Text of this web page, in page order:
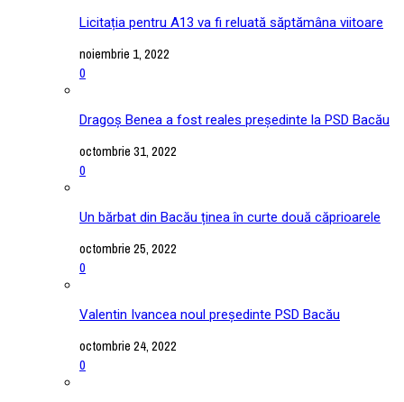
Licitația pentru A13 va fi reluată săptămâna viitoare
noiembrie 1, 2022
0
Dragoș Benea a fost reales președinte la PSD Bacău
octombrie 31, 2022
0
Un bărbat din Bacău ținea în curte două căprioarele
octombrie 25, 2022
0
Valentin Ivancea noul președinte PSD Bacău
octombrie 24, 2022
0